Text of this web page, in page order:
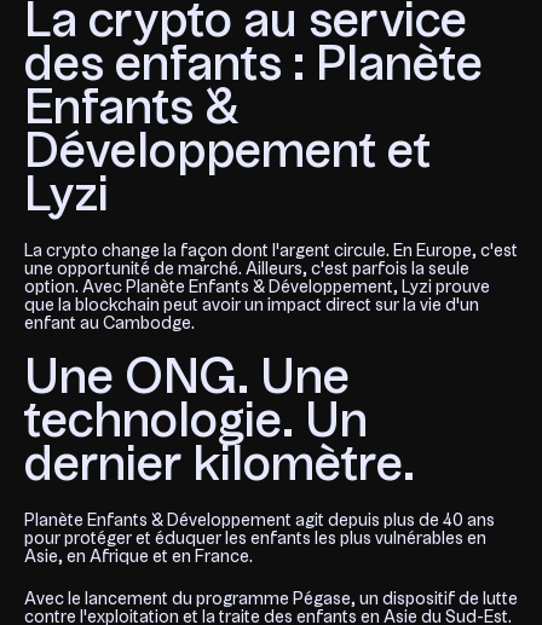
La crypto au service
des enfants : Planète
Enfants &
Développement et
Lyzi
La crypto change la façon dont l'argent circule. En Europe, c'est
une opportunité de marché. Ailleurs, c'est parfois la seule
option. Avec Planète Enfants & Développement, Lyzi prouve
que la blockchain peut avoir un impact direct sur la vie d'un
enfant au Cambodge.
Une ONG. Une
technologie. Un
dernier kilomètre.
Planète Enfants & Développement agit depuis plus de 40 ans
pour protéger et éduquer les enfants les plus vulnérables en
Asie, en Afrique et en France.
Avec le lancement du programme Pégase, un dispositif de lutte
contre l'exploitation et la traite des enfants en Asie du Sud-Est.